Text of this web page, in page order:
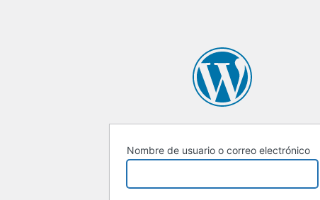
Nombre de usuario o correo electrónico